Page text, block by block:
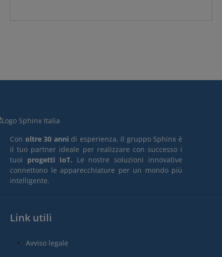
Con oltre 30 anni di esperienza, il gruppo Sphinx è
il tuo partner ideale per realizzare con successo i
tuoi progetti IoT. Le nostre soluzioni innovative
connettono le apparecchiature per un mondo più
intelligente.
Link utili
Avviso legale